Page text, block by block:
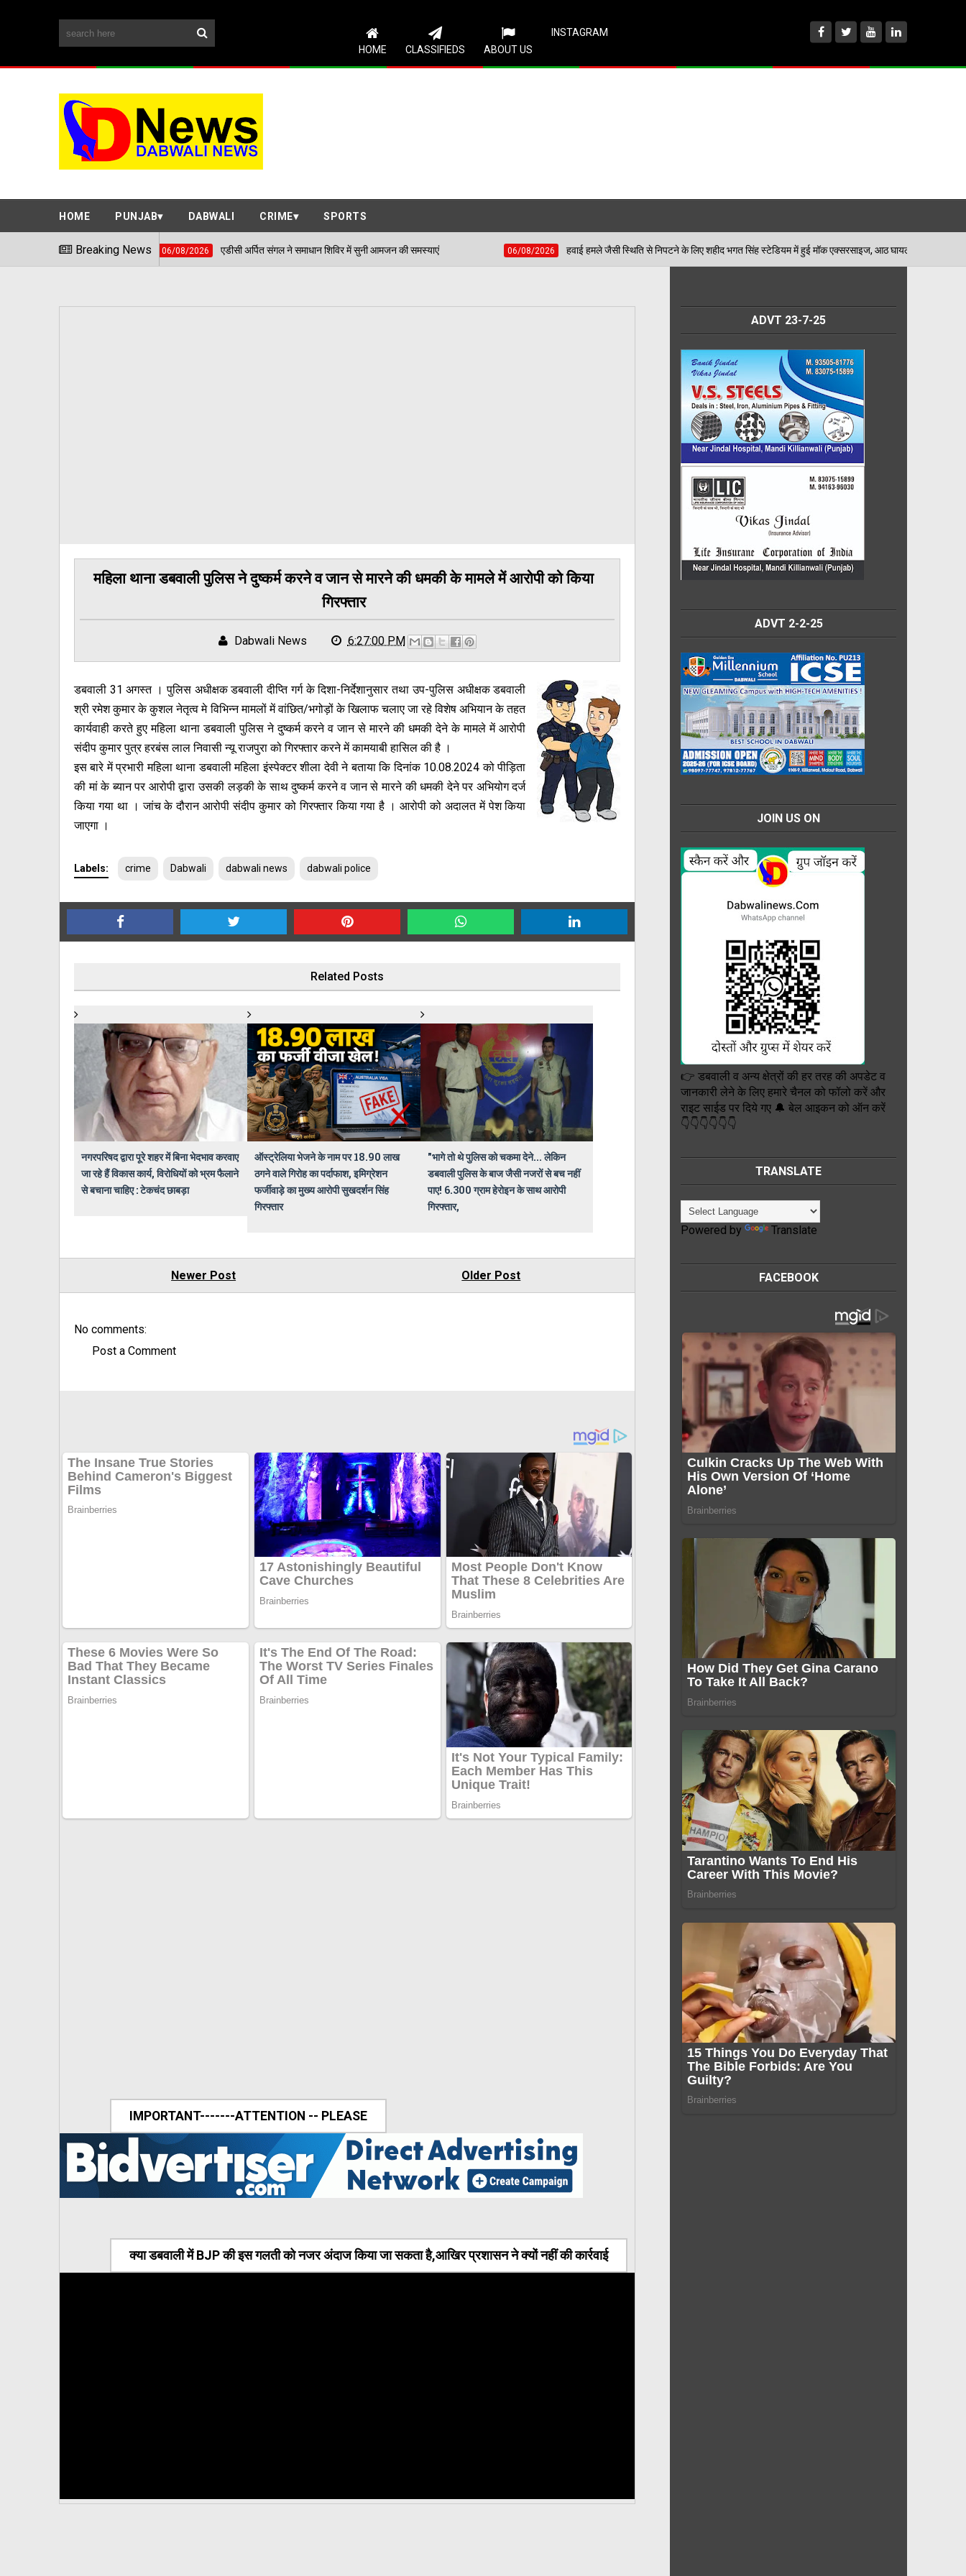
HOME CLASSIFIEDS ABOUT US
INSTAGRAM
HOME PUNJAB DABWALI CRIME SPORTS
Breaking News
06/08/2026 एडीसी अर्पित संगल ने समाधान शिविर में सुनी आमजन की समस्याएं 06/08/2026 हवाई हमले जैसी स्थिति से निपटने के लिए शहीद भगत सिंह स्टेडियम में हुई मॉक एक्सरसाइज, आठ घायलों का किया गया रेस्क्यू
महिला थाना डबवाली पुलिस ने दुष्कर्म करने व जान से मारने की धमकी के मामले में आरोपी को किया
गिरफ्तार
Dabwali News 6:27:00 PM
डबवाली 31 अगस्त । पुलिस अधीक्षक डबवाली दीप्ति गर्ग के दिशा-निर्देशानुसार तथा उप-पुलिस अधीक्षक डबवाली
श्री रमेश कुमार के कुशल नेतृत्व मे विभिन्न मामलों में वांछित/भगोड़ों के खिलाफ चलाए जा रहे विशेष अभियान के तहत
कार्यवाही करते हुए महिला थाना डबवाली पुलिस ने दुष्कर्म करने व जान से मारने की धमकी देने के मामले में आरोपी
संदीप कुमार पुत्र हरबंस लाल निवासी न्यू राजपुरा को गिरफ्तार करने में कामयाबी हासिल की है ।
इस बारे में प्रभारी महिला थाना डबवाली महिला इंस्पेक्टर शीला देवी ने बताया कि दिनांक 10.08.2024 को पीड़िता
की मां के ब्यान पर आरोपी द्वारा उसकी लड़की के साथ दुष्कर्म करने व जान से मारने की धमकी देने पर अभियोग दर्ज
किया गया था । जांच के दौरान आरोपी संदीप कुमार को गिरफ्तार किया गया है । आरोपी को अदालत में पेश किया
जाएगा ।
Labels: crime Dabwali dabwali news dabwali police
Related Posts
नगरपरिषद द्वारा पूरे शहर में बिना भेदभाव करवाए
जा रहे हैं विकास कार्य, विरोधियों को भ्रम फैलाने
से बचाना चाहिए : टेकचंद छाबड़ा
ऑस्ट्रेलिया भेजने के नाम पर 18.90 लाख
ठगने वाले गिरोह का पर्दाफाश, इमिग्रेशन
फर्जीवाड़े का मुख्य आरोपी सुखदर्शन सिंह
गिरफ्तार
"भागे तो थे पुलिस को चकमा देने... लेकिन
डबवाली पुलिस के बाज जैसी नजरों से बच नहीं
पाए! 6.300 ग्राम हेरोइन के साथ आरोपी
गिरफ्तार,
Newer Post Older Post
No comments:
Post a Comment
IMPORTANT-------ATTENTION -- PLEASE
क्या डबवाली में BJP की इस गलती को नजर अंदाज किया जा सकता है,आखिर प्रशासन ने क्यों नहीं की कार्रवाई
ADVT 23-7-25
ADVT 2-2-25
JOIN US ON
👉 डबवाली व अन्य क्षेत्रों की हर तरह की अपडेट व
जानकारी लेने के लिए हमारे चैनल को फॉलो करें और
राइट साईड पर दिये गए 🔔 बेल आइकन को ऑन करें
👇👇👇👇👇👇
TRANSLATE
Powered by Translate
FACEBOOK